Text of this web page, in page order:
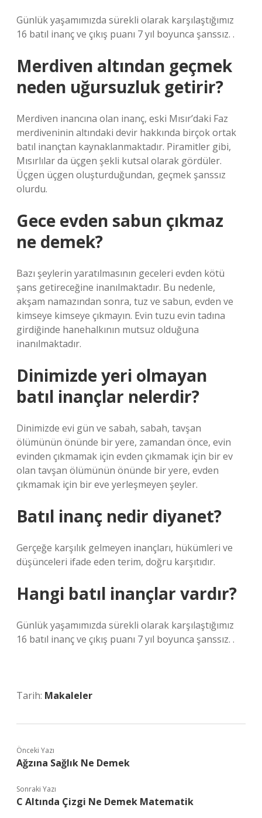
Günlük yaşamımızda sürekli olarak karşılaştığımız
16 batıl inanç ve çıkış puanı 7 yıl boyunca şanssız. .
Merdiven altından geçmek
neden uğursuzluk getirir?
Merdiven inancına olan inanç, eski Mısır’daki Faz
merdiveninin altındaki devir hakkında birçok ortak
batıl inançtan kaynaklanmaktadır. Piramitler gibi,
Mısırlılar da üçgen şekli kutsal olarak gördüler.
Üçgen üçgen oluşturduğundan, geçmek şanssız
olurdu.
Gece evden sabun çıkmaz
ne demek?
Bazı şeylerin yaratılmasının geceleri evden kötü
şans getireceğine inanılmaktadır. Bu nedenle,
akşam namazından sonra, tuz ve sabun, evden ve
kimseye kimseye çıkmayın. Evin tuzu evin tadına
girdiğinde hanehalkının mutsuz olduğuna
inanılmaktadır.
Dinimizde yeri olmayan
batıl inançlar nelerdir?
Dinimizde evi gün ve sabah, sabah, tavşan
ölümünün önünde bir yere, zamandan önce, evin
evinden çıkmamak için evden çıkmamak için bir ev
olan tavşan ölümünün önünde bir yere, evden
çıkmamak için bir eve yerleşmeyen şeyler.
Batıl inanç nedir diyanet?
Gerçeğe karşılık gelmeyen inançları, hükümleri ve
düşünceleri ifade eden terim, doğru karşıtıdır.
Hangi batıl inançlar vardır?
Günlük yaşamımızda sürekli olarak karşılaştığımız
16 batıl inanç ve çıkış puanı 7 yıl boyunca şanssız. .
Tarih: Makaleler
Önceki Yazı
Ağzına Sağlık Ne Demek
Sonraki Yazı
C Altında Çizgi Ne Demek Matematik